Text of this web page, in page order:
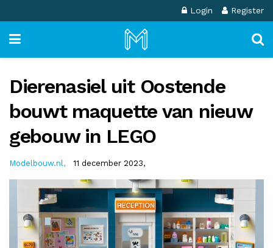
Login Register
Dierenasiel uit Oostende
bouwt maquette van nieuw
gebouw in LEGO
Modelbouw.nl , 11 december 2023,